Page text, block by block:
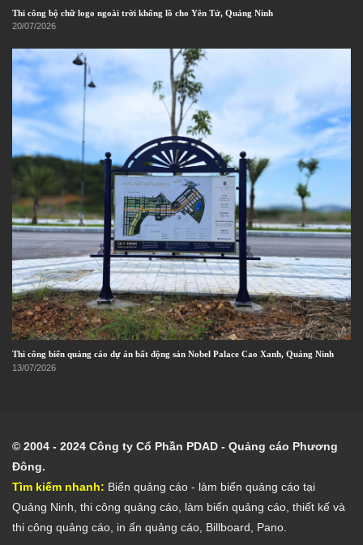
Thi công bộ chữ logo ngoài trời khổng lồ cho Yên Tử, Quảng Ninh
20/07/2026
Thi công biển quảng cáo dự án bất động sản Nobel Palace Cao Xanh, Quảng Ninh
13/07/2026
© 2004 - 2024 Công ty Cổ Phần PDAD - Quảng cáo Phương
Đông.
Tìm kiếm nhanh: Biển quảng cáo - làm biển quảng cáo tại
Quảng Ninh thi công quảng cáo làm biển quảng cáo thiết kế và
thi công quảng cáo in ấn quảng cáo Billboard Pano